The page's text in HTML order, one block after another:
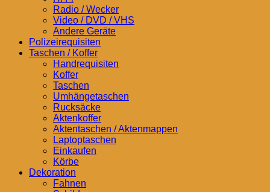
Radio / Wecker
Video / DVD / VHS
Andere Geräte
Polizeirequisiten
Taschen / Koffer
Handrequisiten
Koffer
Taschen
Umhängetaschen
Rucksäcke
Aktenkoffer
Aktentaschen / Aktenmappen
Laptoptaschen
Einkaufen
Körbe
Dekoration
Fahnen